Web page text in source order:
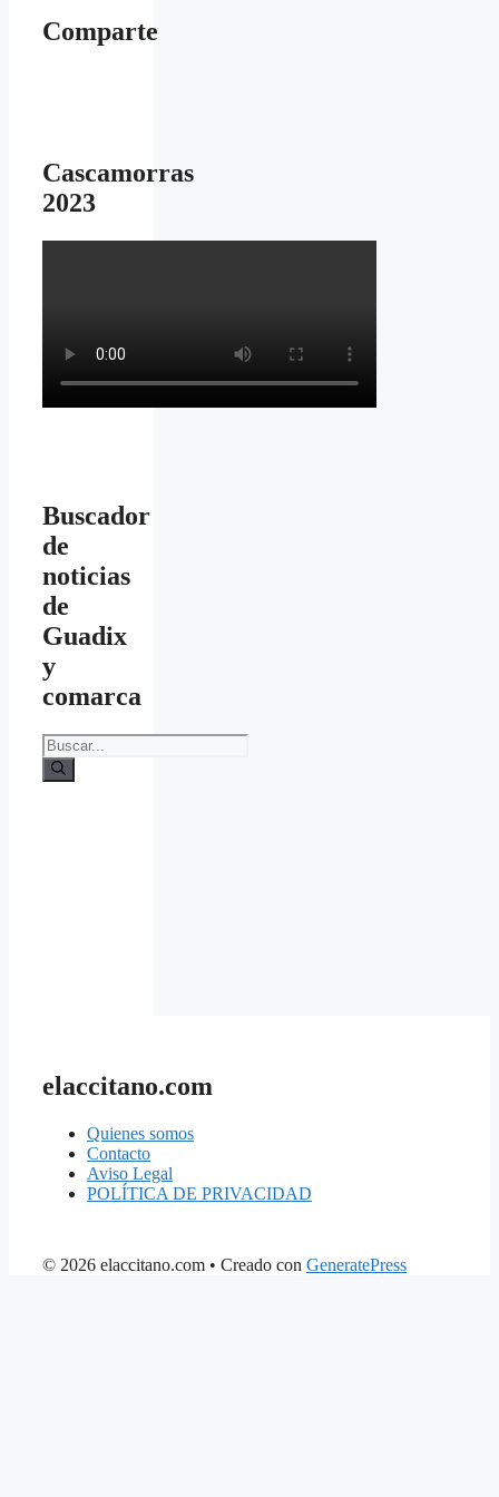
Comparte
Cascamorras
2023
Buscador
de
noticias
de
Guadix
y
comarca
Buscar:
elaccitano.com
Quienes somos
Contacto
Aviso Legal
POLÍTICA DE PRIVACIDAD
© 2026 elaccitano.com • Creado con GeneratePress